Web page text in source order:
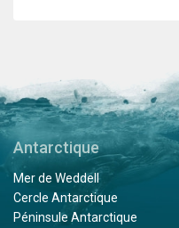
Antarctique
Mer de Weddell
Cercle Antarctique
Péninsule Antarctique